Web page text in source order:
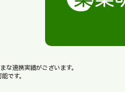
連携実績がございます。
です。